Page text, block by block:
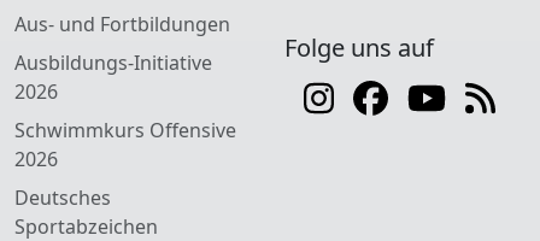
Aus- und Fortbildungen
Ausbildungs-Initiative
2026
Schwimmkurs Offensive
2026
Deutsches
Sportabzeichen
Folge uns auf